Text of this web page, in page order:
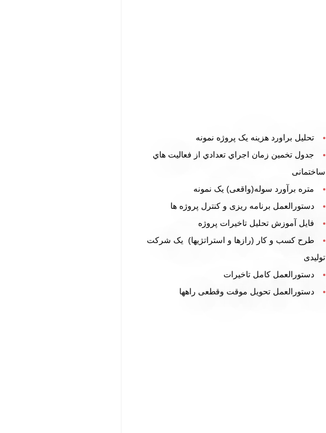
تحلیل براورد هزینه یک پروژه نمونه
جدول تخمین زمان اجراي تعدادي از فعالیت هاي
ساختمانی
متره برآورد سوله(واقعی) یک نمونه
دستورالعمل برنامه ریزی و کنترل پروژه ها
فایل آموزش تحلیل تاخیرات پروژه
طرح کسب و کار (رازها و استراتژیها) یک شرکت
تولیدی
دستورالعمل کامل تاخيرات
دستورالعمل تحویل موقت وقطعی راهها